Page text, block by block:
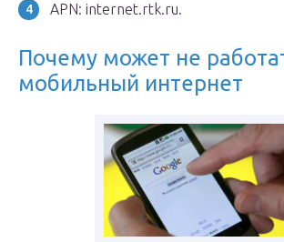
APN: internet.rtk.ru.
Почему может не
мобильный интернет